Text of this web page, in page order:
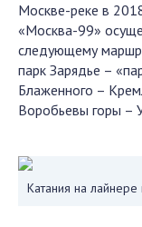
Москве-реке в
«Москва-99»
следующему
парк Зарядье –
Блаженного –
Воробьевы горы –
Катания на